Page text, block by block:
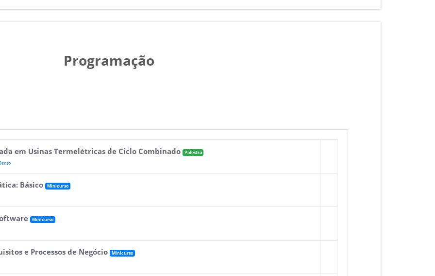
Programação
em Usinas Termelétricas de Ciclo Combinado Palestra
Básico Minicurso
Minicurso
e Processos de Negócio Minicurso